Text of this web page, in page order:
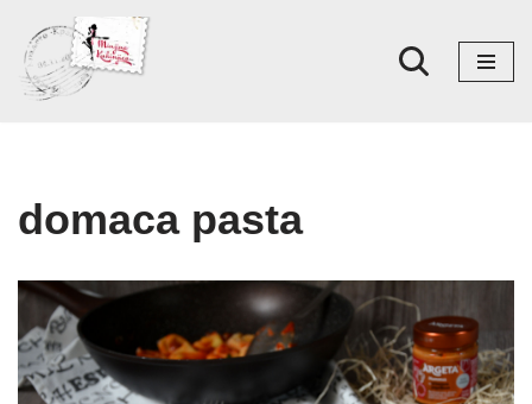
Skoči
na
domaca pasta